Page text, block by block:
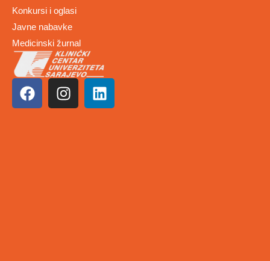
Konkursi i oglasi
Javne nabavke
Medicinski žurnal